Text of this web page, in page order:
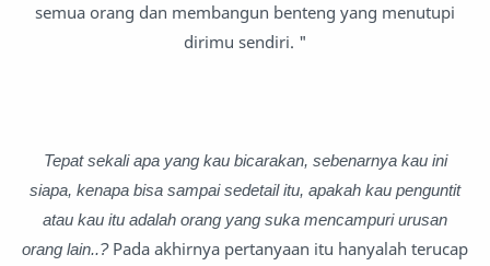
semua orang dan membangun benteng yang menutupi
dirimu sendiri. "
Tepat sekali apa yang kau bicarakan, sebenarnya kau ini
siapa, kenapa bisa sampai sedetail itu, apakah kau penguntit
atau kau itu adalah orang yang suka mencampuri urusan
orang lain..? Pada akhirnya pertanyaan itu hanyalah terucap